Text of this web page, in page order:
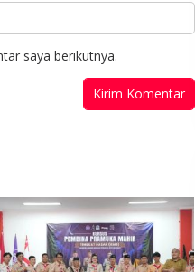
saya berikutnya.